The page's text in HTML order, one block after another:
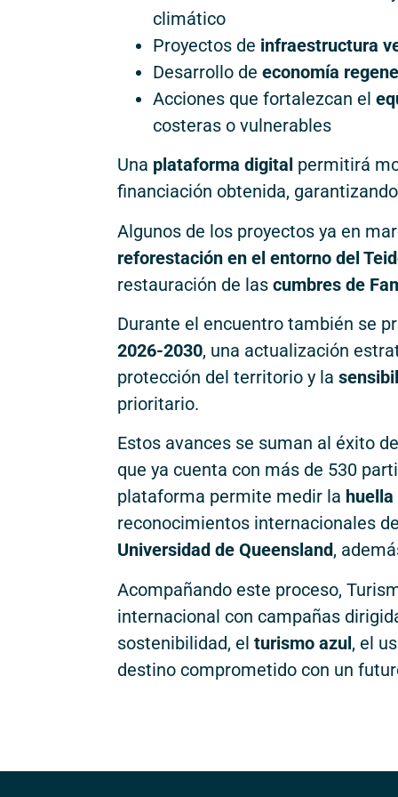
climático
Proyectos de infraestructura
Desarrollo de economía
Acciones que fortalezcan el
costeras o vulnerables
Una plataforma digital permitirá
financiación obtenida, garantizando
Algunos de los proyectos ya en
reforestación en el entorno del
restauración de las cumbres de
Durante el encuentro también se
2026-2030, una actualización
protección del territorio y la
prioritario.
Estos avances se suman al éxito
que ya cuenta con más de 530
plataforma permite medir la huella
reconocimientos internacionales de
Universidad de Queensland,
Acompañando este proceso,
internacional con campañas
sostenibilidad, el turismo azul, el
destino comprometido con un